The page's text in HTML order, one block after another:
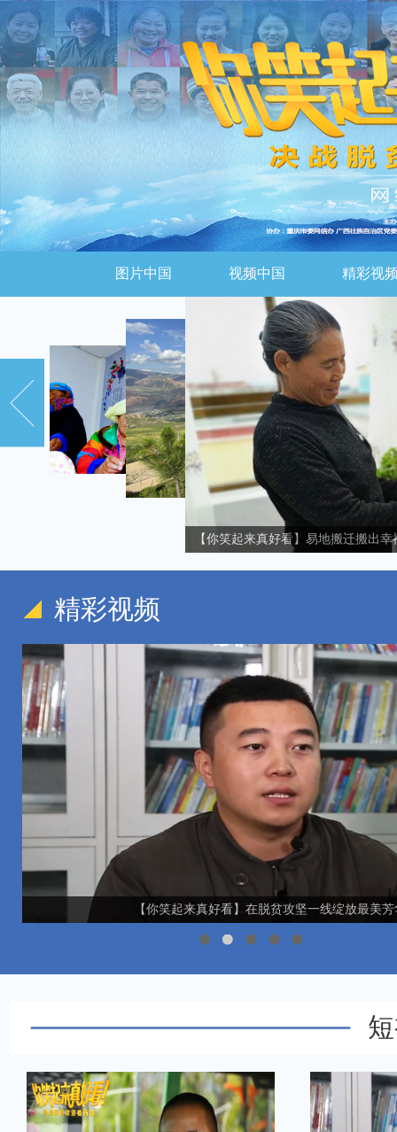
图片中国 视频中国 精彩视
【你笑起来真好看】易地搬迁搬出幸
精彩视频
【你笑起来真好看】在脱贫攻坚一线绽放最美芳